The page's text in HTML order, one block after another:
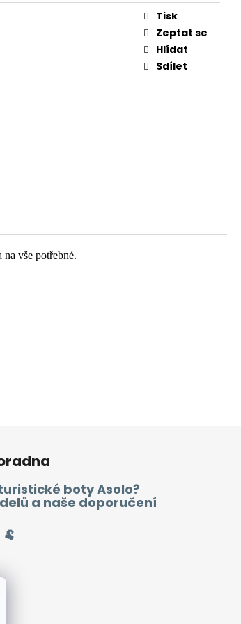
Tisk
Zeptat se
Hlídat
Sdílet
vše potřebné.
boty Asolo?
a naše doporučení